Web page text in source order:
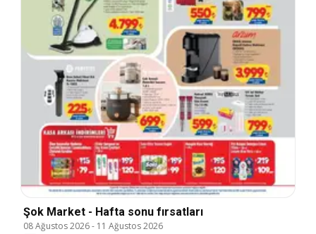
Şok Market - Hafta sonu fırsatları
08 Ağustos 2026- 11 Ağustos 2026